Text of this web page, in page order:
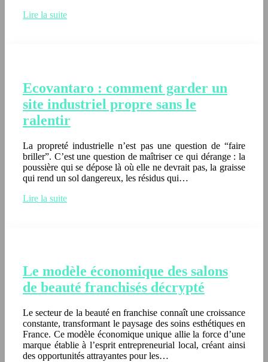
Lire la suite
Ecovantaro : comment garder un
site industriel propre sans le
ralentir
La propreté industrielle n’est pas une question de “faire
briller”. C’est une question de maîtriser ce qui dérange : la
poussière qui se dépose là où elle ne devrait pas, la graisse
qui rend un sol dangereux, les résidus qui…
Lire la suite
Le modèle économique des salons
de beauté franchisés décrypté
Le secteur de la beauté en franchise connaît une croissance
constante, transformant le paysage des soins esthétiques en
France. Ce modèle économique unique allie la force d’une
marque établie à l’esprit entrepreneurial local, créant ainsi
des opportunités attrayantes pour les…